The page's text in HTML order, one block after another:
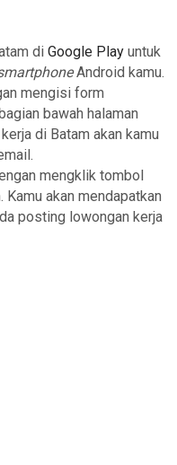
di Google Playuntuk
Android kamu.
mengisi form
bawah halaman
di Batam akan kamu
mengklik tombol
Kamu akan mendapatkan
posting lowongan kerja